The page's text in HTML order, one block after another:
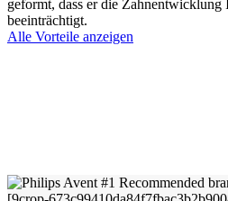
geformt, dass er die Zahnentwicklung
beeinträchtigt.
Alle Vorteile anzeigen